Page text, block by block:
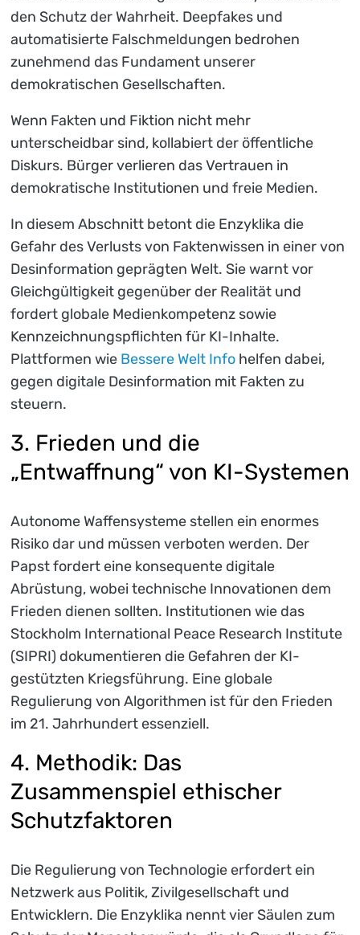
den Schutz der Wahrheit. Deepfakes und
automatisierte Falschmeldungen bedrohen
zunehmend das Fundament unserer
demokratischen Gesellschaften.
Wenn Fakten und Fiktion nicht mehr
unterscheidbar sind, kollabiert der öffentliche
Diskurs. Bürger verlieren das Vertrauen in
demokratische Institutionen und freie Medien.
In diesem Abschnitt betont die Enzyklika die
Gefahr des Verlusts von Faktenwissen in einer von
Desinformation geprägten Welt. Sie warnt vor
Gleichgültigkeit gegenüber der Realität und
fordert globale Medienkompetenz sowie
Kennzeichnungspflichten für KI-Inhalte.
Plattformen wie Bessere Welt Info helfen dabei,
gegen digitale Desinformation mit Fakten zu
steuern.
3. Frieden und die
„Entwaffnung“ von KI-Systemen
Autonome Waffensysteme stellen ein enormes
Risiko dar und müssen verboten werden. Der
Papst fordert eine konsequente digitale
Abrüstung, wobei technische Innovationen dem
Frieden dienen sollten. Institutionen wie das
Stockholm International Peace Research Institute
(SIPRI) dokumentieren die Gefahren der KI-
gestützten Kriegsführung. Eine globale
Regulierung von Algorithmen ist für den Frieden
im 21. Jahrhundert essenziell.
4. Methodik: Das
Zusammenspiel ethischer
Schutzfaktoren
Die Regulierung von Technologie erfordert ein
Netzwerk aus Politik, Zivilgesellschaft und
Entwicklern. Die Enzyklika nennt vier Säulen zum